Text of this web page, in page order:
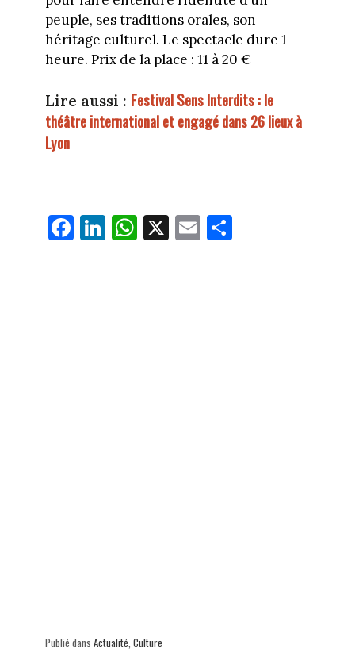
peuple, ses traditions orales, son
héritage culturel. Le spectacle dure 1
heure. Prix de la place : 11 à 20 €
Lire aussi : Festival Sens Interdits : le
théâtre international et engagé dans 26 lieux à
Lyon
Fa
ce
Li
nk
W
ha
X E
m
Pa
rt
Publié dans Actualité Culture